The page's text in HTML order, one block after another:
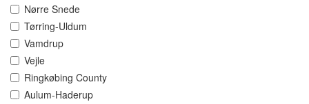
Nørre Snede
Tørring-Uldum
Vamdrup
Vejle
Ringkøbing County
Aulum-Haderup